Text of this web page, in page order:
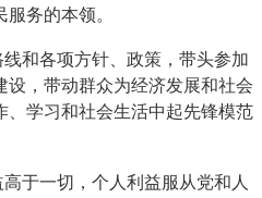
务的本领。
和各项方针、政策，带头参加
，带动群众为经济发展和社会
、学习和社会生活中起先锋模范
于一切，个人利益服从党和人